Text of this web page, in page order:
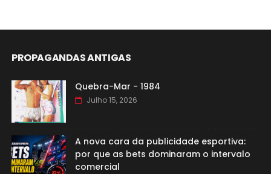
PROPAGANDAS ANTIGAS
Quebra-Mar - 1984
Julho 15, 2026
A nova cara da publicidade esportiva:
por que as bets dominaram o intervalo
comercial